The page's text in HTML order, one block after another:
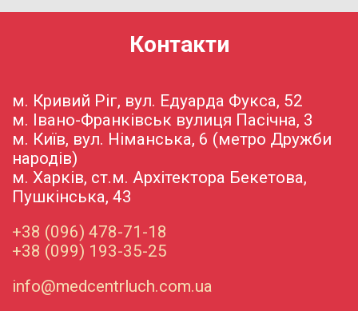
Контакти
м. Кривий Ріг, вул. Едуарда Фукса, 52
м. Івано-Франківськ вулиця Пасічна, 3
м. Київ, вул. Німанська, 6 (метро Дружби
народів)
м. Харків, ст.м. Архітектора Бекетова,
Пушкінська, 43
+38 (096) 478-71-18
+38 (099) 193-35-25
info@medcentrluch.com.ua